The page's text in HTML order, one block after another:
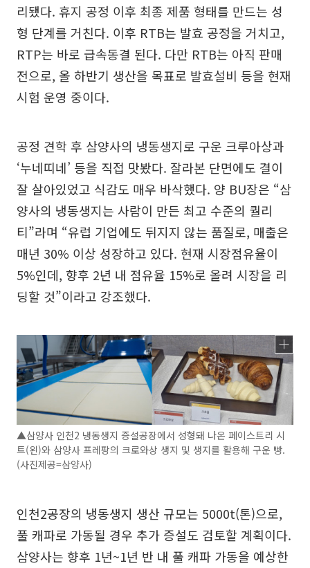
리됐다. 휴지 공정 이후 최종 제품 형태를 만드는 성
형 단계를 거친다. 이후 RTB는 발효 공정을 거치고,
RTP는 바로 급속동결 된다. 다만 RTB는 아직 판매
전으로, 올 하반기 생산을 목표로 발효설비 등을 현재
시험 운영 중이다.
공정 견학 후 삼양사의 냉동생지로 구운 크루아상과
‘누네띠네’ 등을 직접 맛봤다. 잘라본 단면에도 결이
잘 살아있었고 식감도 매우 바삭했다. 양 BU장은 “삼
양사의 냉동생지는 사람이 만든 최고 수준의 퀄리
티”라며 “유럽 기업에도 뒤지지 않는 품질로, 매출은
매년 30% 이상 성장하고 있다. 현재 시장점유율이
5%인데, 향후 2년 내 점유율 15%로 올려 시장을 리
딩할 것”이라고 강조했다.
▲삼양사 인천2 냉동생지 증설공장에서 성형돼 나온 페이스트리 시
트(왼)와 삼양사 프레팡의 크로와상 생지 및 생지를 활용해 구운 빵.
(사진제공=삼양사)
인천2공장의 냉동생지 생산 규모는 5000t(톤)으로,
풀 캐파로 가동될 경우 추가 증설도 검토할 계획이다.
삼양사는 향후 1년~1년 반 내 풀 캐파 가동을 예상한